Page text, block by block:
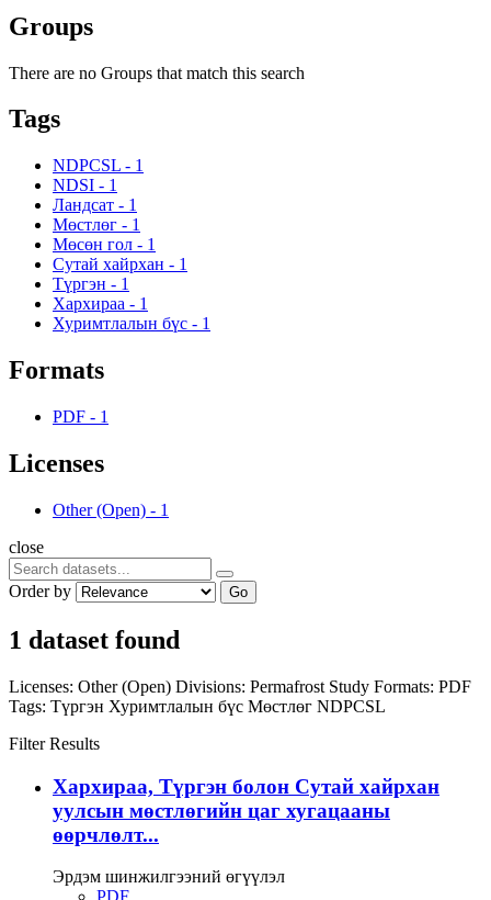
Groups
There are no Groups that match this search
Tags
NDPCSL - 1
NDSI - 1
Ландсат - 1
Мөстлөг - 1
Мөсөн гол - 1
Сутай хайрхан - 1
Түргэн - 1
Хархираа - 1
Хуримтлалын бүс - 1
Formats
PDF - 1
Licenses
Other (Open) - 1
close
Order by Go
1 dataset found
Licenses: Other (Open) Divisions: Permafrost Study Formats: PDF
Tags: Түргэн Хуримтлалын бүс Мөстлөг NDPCSL
Filter Results
Хархираа, Түргэн болон Сутай хайрхан
уулсын мөстлөгийн цаг хугацааны
өөрчлөлт...
Эрдэм шинжилгээний өгүүлэл